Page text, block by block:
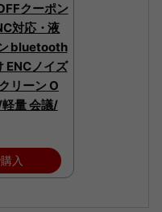
クーポン
対応・液
bluetooth
ENCノイズ
リーン O
量 会議/
入